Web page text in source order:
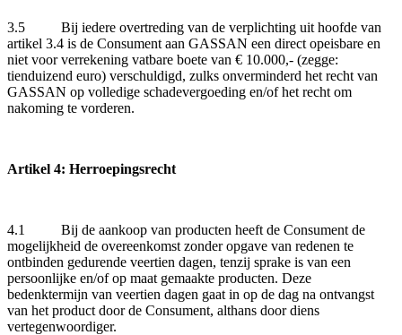
3.5 Bij iedere overtreding van de verplichting uit hoofde van
artikel 3.4 is de Consument aan GASSAN een direct opeisbare en
niet voor verrekening vatbare boete van € 10.000,- (zegge:
tienduizend euro) verschuldigd, zulks onverminderd het recht van
GASSAN op volledige schadevergoeding en/of het recht om
nakoming te vorderen.
Artikel 4: Herroepingsrecht
4.1 Bij de aankoop van producten heeft de Consument de
mogelijkheid de overeenkomst zonder opgave van redenen te
ontbinden gedurende veertien dagen, tenzij sprake is van een
persoonlijke en/of op maat gemaakte producten. Deze
bedenktermijn van veertien dagen gaat in op de dag na ontvangst
van het product door de Consument, althans door diens
vertegenwoordiger.